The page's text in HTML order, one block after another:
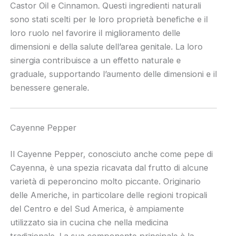
Castor Oil e Cinnamon. Questi ingredienti naturali
sono stati scelti per le loro proprietà benefiche e il
loro ruolo nel favorire il miglioramento delle
dimensioni e della salute dell’area genitale. La loro
sinergia contribuisce a un effetto naturale e
graduale, supportando l’aumento delle dimensioni e il
benessere generale.
Cayenne Pepper
Il Cayenne Pepper, conosciuto anche come pepe di
Cayenna, è una spezia ricavata dal frutto di alcune
varietà di peperoncino molto piccante. Originario
delle Americhe, in particolare delle regioni tropicali
del Centro e del Sud America, è ampiamente
utilizzato sia in cucina che nella medicina